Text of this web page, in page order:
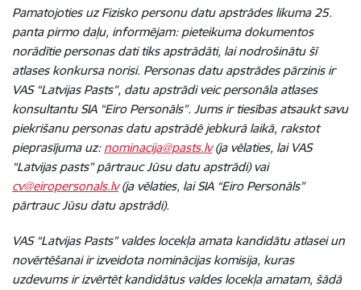
Pamatojoties uz Fizisko personu datu apstrādes likuma 25.
panta pirmo daļu, informējam: pieteikuma dokumentos
norādītie personas dati tiks apstrādāti, lai nodrošinātu šī
atlases konkursa norisi. Personas datu apstrādes pārzinis ir
VAS “Latvijas Pasts”, datu apstrādi veic personāla atlases
konsultantu SIA “Eiro Personāls”. Jums ir tiesības atsaukt savu
piekrišanu personas datu apstrādē jebkurā laikā, rakstot
pieprasījuma uz: nominacija@pasts.lv(ja vēlaties, lai VAS
“Latvijas pasts” pārtrauc Jūsu datu apstrādi) vai
cv@eiropersonals.lv(ja vēlaties, lai SIA “Eiro Personāls”
pārtrauc Jūsu datu apstrādi).
VAS “Latvijas Pasts” valdes locekļa amata kandidātu atlasei un
novērtēšanai ir izveidota nominācijas komisija, kuras
uzdevums ir izvērtēt kandidātus valdes locekļa amatam, šādā